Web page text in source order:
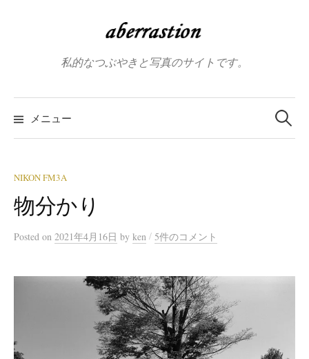
へ
ス
キ
プ
私的なつぶやきと写真のサイトです。
メニュー
検
索:
NIKON FM3A
物分かり
Posted on 2021年4月16日 by ken / 5件のコメント